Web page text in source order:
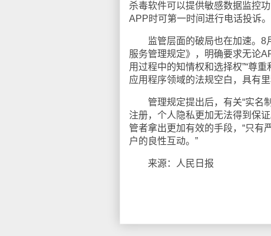
杀毒软件可以提供敏感数据监控
APP时可第一时间进行电话投诉。
监管层面的破局也在加速。8月
服务管理规定》，明确要求无论
用过程中的知情权和选择权”“尊
应用程序领域的法规空白，具有里
管理规定提出后，有关“实名制
注册，个人隐私更加无法得到保
管者拿出更加有效的手段，“只有
户的良性互动。”
来源：人民日报